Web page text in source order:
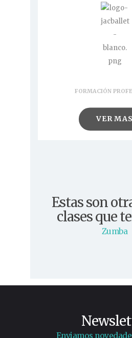
FORMACIÓN
VER MAS
Estas son
clases que
Zumba
Enviamos